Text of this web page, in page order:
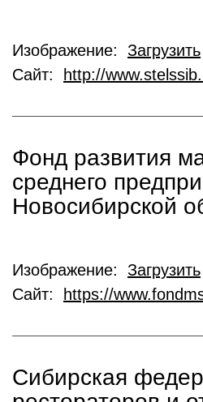
Изображение: Загрузить
Сайт:
http://
Фонд развития
среднего
Новосибирской
Изображение: Загрузить
Сайт:
https://
Cибирская